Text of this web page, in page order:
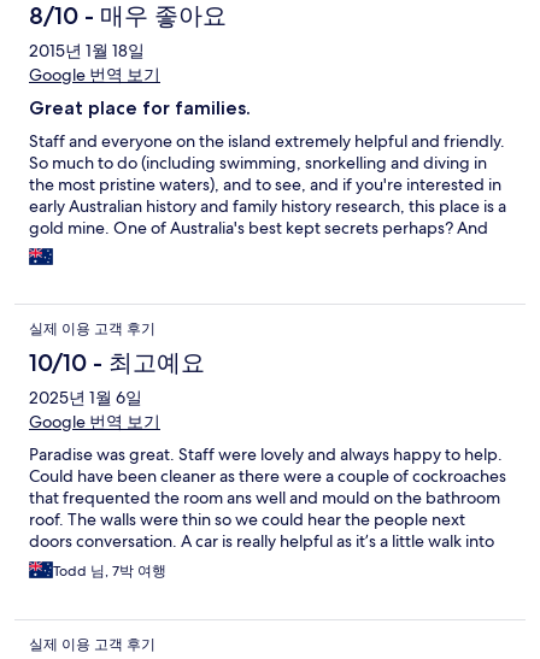
8/10 - 매우 좋아요
2015년 1월 18일
Google 번역 보기
Great place for families.
Staff and everyone on the island extremely helpful and friendly.
So much to do (including swimming, snorkelling and diving in
the most pristine waters), and to see, and if you're interested in
early Australian history and family history research, this place is a
gold mine. One of Australia's best kept secrets perhaps? And
what a bonus, no flies! Just loved it.
실제 이용 고객 후기
10/10 - 최고예요
2025년 1월 6일
Google 번역 보기
Paradise was great. Staff were lovely and always happy to help.
Could have been cleaner as there were a couple of cockroaches
that frequented the room ans well and mould on the bathroom
roof. The walls were thin so we could hear the people next
doors conversation. A car is really helpful as it’s a little walk into
town. Great facility
Todd 님, 7박 여행
실제 이용 고객 후기